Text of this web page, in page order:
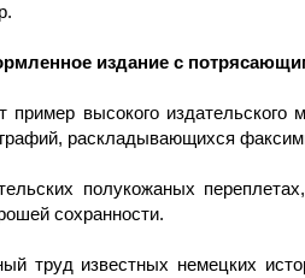
издание с
пример высокого
раскладывающихся
полукожаных
сохранности.
труд известных немецких